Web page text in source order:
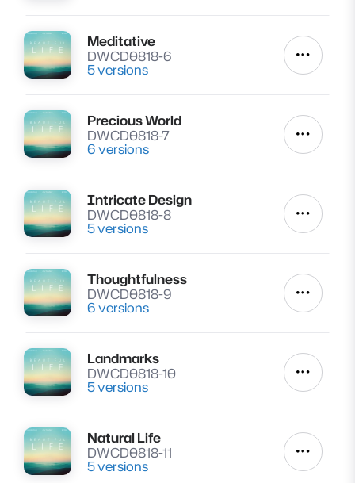
Lire
Meditative
DWCD0818-6
5 versions Autres
Lire
Precious World
DWCD0818-7
6 versions Autres
Lire
Intricate Design
DWCD0818-8
5 versions Autres
Lire
Thoughtfulness
DWCD0818-9
6 versions Autres
Lire
Landmarks
DWCD0818-10
5 versions Autres
Lire
Natural Life
DWCD0818-11
5 versions Autres